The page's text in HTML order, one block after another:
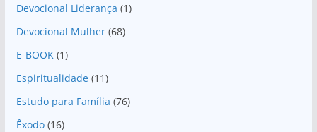
Devocional Liderança (1)
Devocional Mulher(68)
E-BOOK (1)
Espiritualidade(11)
Estudo para Família (76)
Êxodo(16)